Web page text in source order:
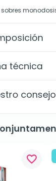
técnica
favorite_border